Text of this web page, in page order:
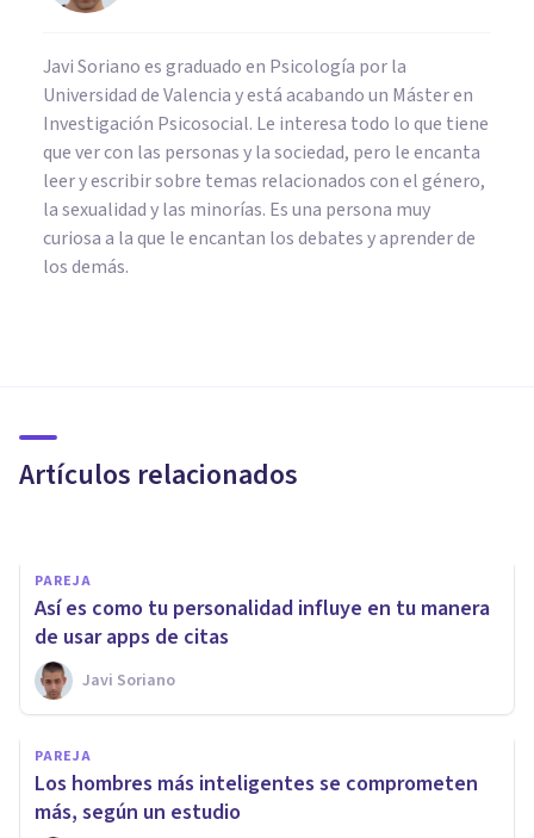
Javi Soriano es graduado en Psicología por la
Universidad de Valencia y está acabando un Máster en
Investigación Psicosocial. Le interesa todo lo que tiene
que ver con las personas y la sociedad, pero le encanta
leer y escribir sobre temas relacionados con el género,
la sexualidad y las minorías. Es una persona muy
curiosa a la que le encantan los debates y aprender de
los demás.
Artículos relacionados
chico, en 14 señales
PAREJA
Así es como tu personalidad influye en tu manera
de usar apps de citas
Javi Soriano
PAREJA
Los hombres más inteligentes se comprometen
más, según un estudio
PAREJA
Dinero y Amor: Así es la
realidad de los ingresos en las
parejas, según un estudio